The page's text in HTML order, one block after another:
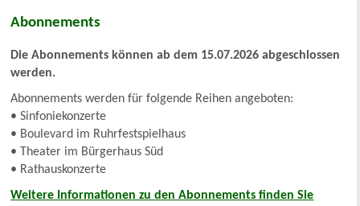
Abonnements
Die Abonnements können ab dem 15.07.2026 abgeschlossen
werden.
Abonnements werden für folgende Reihen angeboten:
• Sinfoniekonzerte
• Boulevard im Ruhrfestspielhaus
• Theater im Bürgerhaus Süd
• Rathauskonzerte
Weitere Informationen zu den Abonnements finden Sie